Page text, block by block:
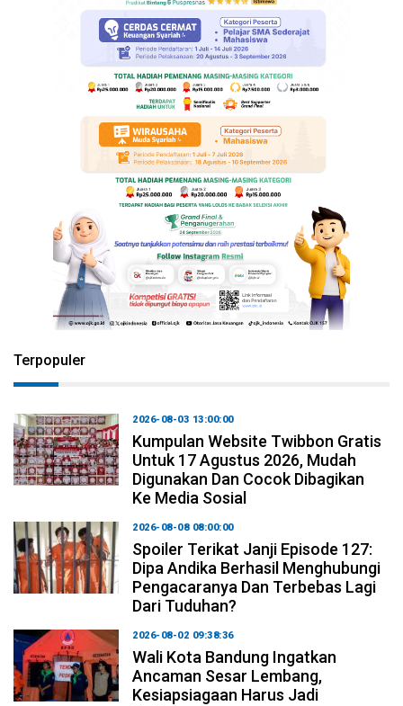
Terpopuler
2026-08-03 13:00:00
Kumpulan Website Twibbon Gratis
Untuk 17 Agustus 2026, Mudah
Digunakan Dan Cocok Dibagikan
Ke Media Sosial
2026-08-08 08:00:00
Spoiler Terikat Janji Episode 127:
Dipa Andika Berhasil Menghubungi
Pengacaranya Dan Terbebas Lagi
Dari Tuduhan?
2026-08-02 09:38:36
Wali Kota Bandung Ingatkan
Ancaman Sesar Lembang,
Kesiapsiagaan Harus Jadi